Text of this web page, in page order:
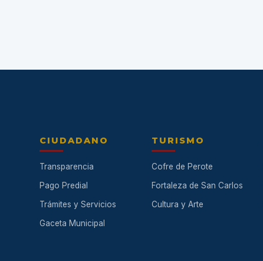
CIUDADANO
Transparencia
Pago Predial
Trámites y Servicios
Gaceta Municipal
TURISMO
Cofre de Perote
Fortaleza de San Carlos
Cultura y Arte